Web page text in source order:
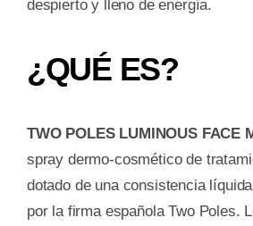
despierto y lleno de energía.
¿QUÉ ES?
TWO POLES LUMINOUS FACE
spray dermo-cosmético de
dotado de una consistencia
por la firma española Two Poles.